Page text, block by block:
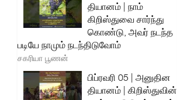
தியானம் | நாம்
கிறிஸ்துவை சார்ந்து
கொண்டு, அவர் நடந்த
படியே நாமும் நடந்திடுவோம்
சகரியா பூணன்
பிப்ரவரி 05 | அனுதின
தியானம் | கிறிஸ்துவின்